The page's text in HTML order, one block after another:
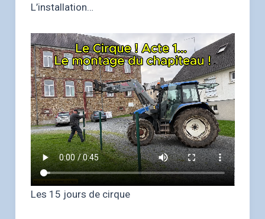
L’installation…
Les 15 jours de cirque